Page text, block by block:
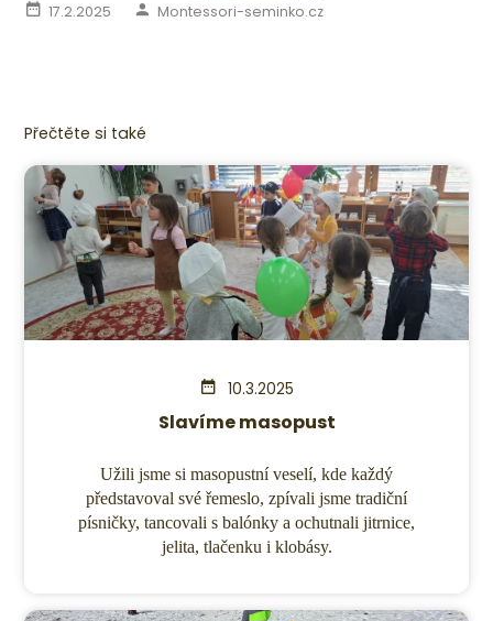
17.2.2025 Montessori-seminko.cz
Přečtěte si také
10.3.2025
Slavíme masopust
Užili jsme si masopustní veselí, kde každý
představoval své řemeslo, zpívali jsme tradiční
písničky, tancovali s balónky a ochutnali jitrnice,
jelita, tlačenku i klobásy.